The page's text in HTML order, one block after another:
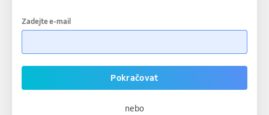
Zadejte e-mail
Pokračovat
nebo